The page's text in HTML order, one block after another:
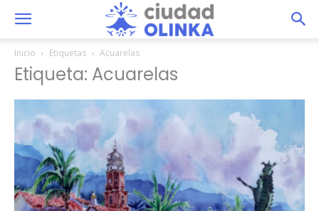
Inicio Etiquetas Acuarelas
Etiqueta: Acuarelas